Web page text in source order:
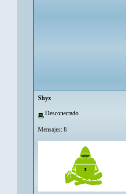
Shyx
Desconectado
Mensajes: 8